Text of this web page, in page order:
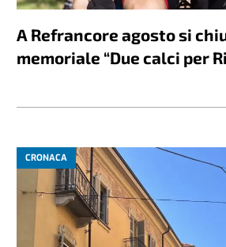
A Refrancore agosto si
memoriale “Due calci per
CRONACA